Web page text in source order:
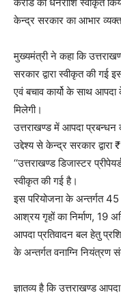
केन्द्र सरकार का आभार
मुख्यमंत्री ने कहा कि
सरकार द्वारा स्वीकृत की
एवं बचाव कार्यो के साथ
मिलेगी।
उत्तराखण्ड में आपदा
उद्देश्य से केन्द्र सरकार
‘‘उत्तराखण्ड डिजास्टर
स्वीकृत की गई है।
इस परियोजना के अन्तर्गत
आश्रय गृहों का निर्माण, 19
आपदा प्रतिवादन बल हेतु
के अन्तर्गत वनाग्नि नियंत्रण
ज्ञातव्य है कि उत्तराखण्ड